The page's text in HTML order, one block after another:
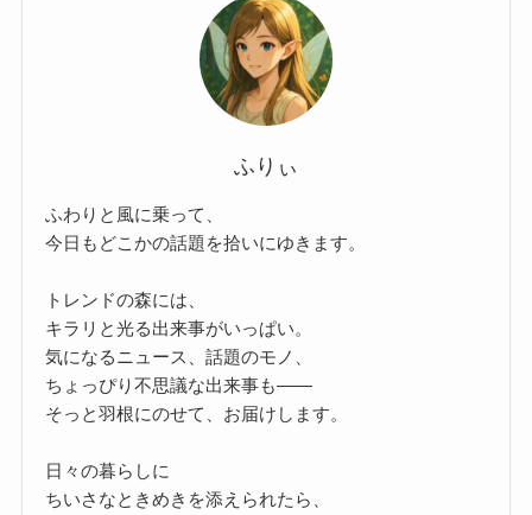
ふりぃ
ふわりと風に乗って、
今日もどこかの話題を拾いにゆきます。
トレンドの森には、
キラリと光る出来事がいっぱい。
気になるニュース、話題のモノ、
ちょっぴり不思議な出来事も——
そっと羽根にのせて、お届けします。
日々の暮らしに
ちいさなときめきを添えられたら、